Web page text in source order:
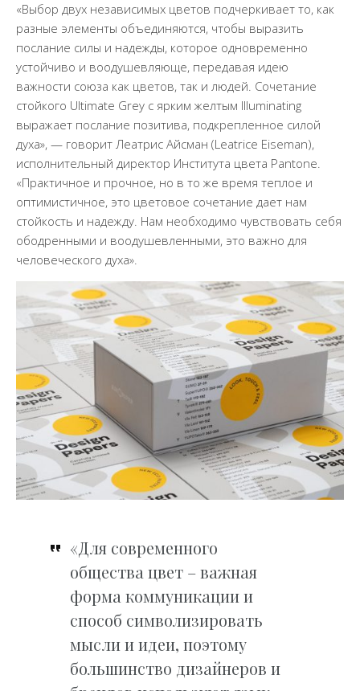
«Выбор двух независимых цветов подчеркивает то, как
разные элементы объединяются, чтобы выразить
послание силы и надежды, которое одновременно
устойчиво и воодушевляюще, передавая идею
важности союза как цветов, так и людей. Сочетание
стойкого Ultimate Grey с ярким желтым Illuminating
выражает послание позитива, подкрепленное силой
духа», — говорит Леатрис Айсман (Leatrice Eiseman),
исполнительный директор Института цвета Pantone.
«Практичное и прочное, но в то же время теплое и
оптимистичное, это цветовое сочетание дает нам
стойкость и надежду. Нам необходимо чувствовать себя
ободренными и воодушевленными, это важно для
человеческого духа».
«Для современного
общества цвет – важная
форма коммуникации и
способ символизировать
мысли и идеи, поэтому
большинство дизайнеров и